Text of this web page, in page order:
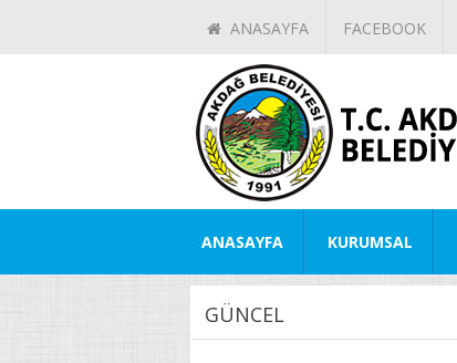
ANASAYFA FACEBOOK
ANASAYFA KURUMSAL
GÜNCEL